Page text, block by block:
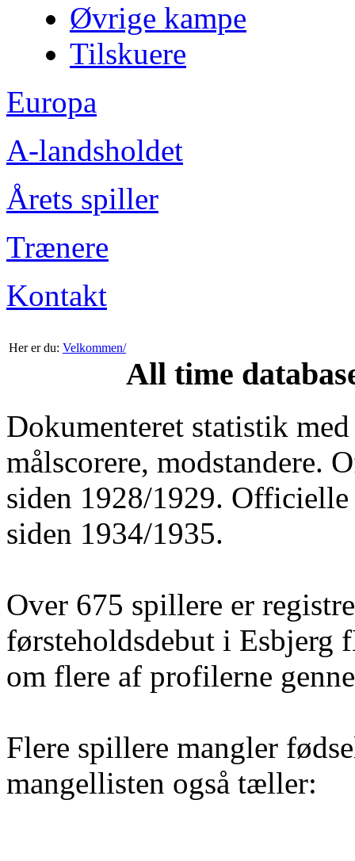
Øvrige kampe
Tilskuere
Europa
A-landsholdet
Årets spiller
Trænere
Kontakt
Her er du: Velkommen/
All time
Dokumenteret statistik
målscorere, modstandere.
siden 1928/1929.
siden 1934/1935.
Over 675 spillere er
førsteholdsdebut i Esbjerg
om flere af profilerne
Flere spillere mangler
mangellisten også tæller: